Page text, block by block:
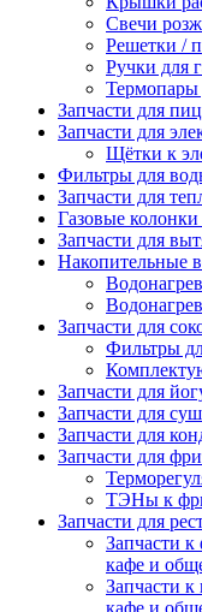
Свечи
Решетки /
Ручки для
Термопары
Запчасти для
Запчасти для
Щётки к
Фильтры для
Запчасти для
Газовые
Запчасти для
Накопительные
Запчасти для
Фильтры
Запчасти для
Запчасти для
Запчасти для
Запчасти для
ТЭНы к
Запчасти для
Запчасти
кафе и
Запчасти к